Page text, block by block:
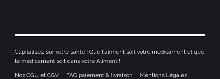
Capitalisez sur votre santé ! Que l'aliment soit votre médicament et que
le médicament soit dans votre Aliment !
Nos CGU et CGV FAQ paiement & livraison Mentions Légales